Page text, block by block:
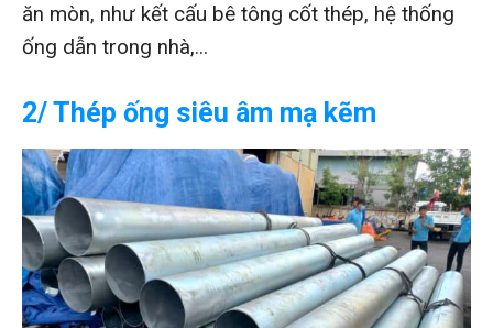
ăn mòn, như kết cấu bê tông cốt thép, hệ thống
ống dẫn trong nhà,...
2/ Thép ống siêu âm mạ kẽm